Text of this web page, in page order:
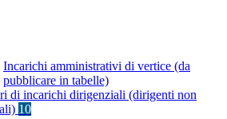
Incarichi amministrativi di vertice (da
pubblicare in tabelle)
di incarichi dirigenziali (dirigenti non
10